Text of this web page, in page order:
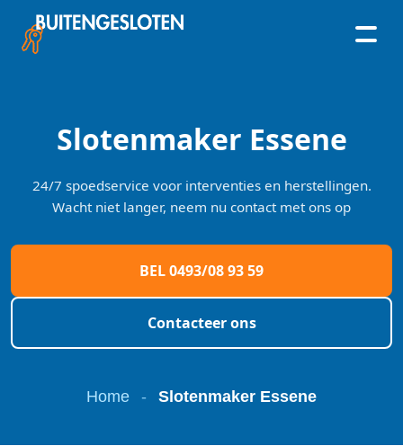
content
Slotenmaker Essene
24/7 spoedservice voor interventies en herstellingen.
Wacht niet langer, neem nu contact met ons op
BEL 0493/08 93 59
Contacteer ons
Home - Slotenmaker Essene